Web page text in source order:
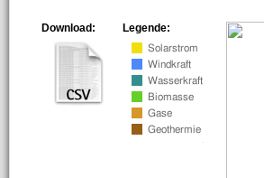
Legende:
Download: